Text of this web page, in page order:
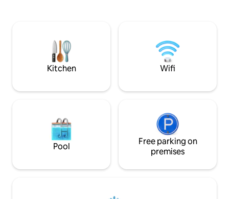
relativement aisé dans le quartier. Tous
commerces à moins de 5 mn de marche.
Animaux acceptés sur demande.
mérite toute
afin qu'elle
Kitchen Wifi
Pool
Free parking on
premises